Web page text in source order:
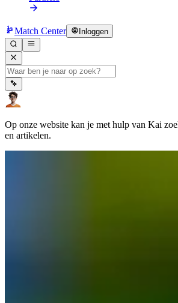
Match Center Inloggen
Op onze website kan je met hulp van Kai
en artikelen.